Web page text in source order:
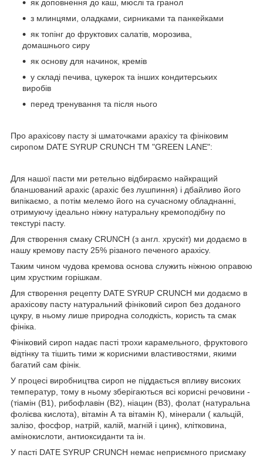
як доповнення до каш, мюслі та гранол
з млинцями, оладками, сирниками та панкейками
як топінг до фруктових салатів, морозива,
домашнього сиру
як основу для начинок, кремів
у складі печива, цукерок та інших кондитерських
виробів
перед тренування та після нього
Про арахісову пасту зі шматочками арахісу та фініковим
сиропом DATE SYRUP CRUNCH ТМ "GREEN LANE":
Для нашої пасти ми ретельно відбираємо найкращий
бланшований арахіс (арахіс без лушпиння) і дбайливо його
випікаємо, а потім мелемо його на сучасному обладнанні,
отримуючу ідеально ніжну натуральну кремоподібну по
текстурі пасту.
Для створення смаку CRUNCH (з англ. хрускіт) ми додаємо в
нашу кремову пасту 25% різаного печеного арахісу.
Таким чином чудова кремова основа служить ніжною оправою
цим хрустким горішкам.
Для створення рецепту DATE SYRUP CRUNCH ми додаємо в
арахісову пасту натуральний фініковий сироп без доданого
цукру, в ньому лише природна солодкість, користь та смак
фініка.
Фініковий сироп надає пасті трохи карамельного, фруктового
відтінку та тішить тими ж корисними властивостями, якими
багатий сам фінік.
У процесі виробництва сироп не піддається впливу високих
температур, тому в ньому зберігаються всі корисні речовини -
(тіамін (B1), рибофлавін (B2), ніацин (B3), фолат (натуральна
фолієва кислота), вітамін А та вітамін К), мінерали ( кальцій,
залізо, фосфор, натрій, калій, магній і цинк), клітковина,
амінокислоти, антиоксиданти та ін.
У пасті DATE SYRUP CRUNCH немає неприємного присмаку